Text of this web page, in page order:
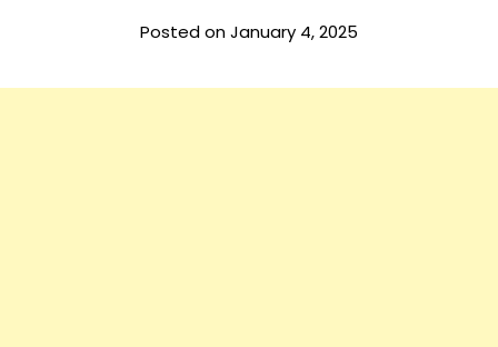
Posted on January 4, 2025